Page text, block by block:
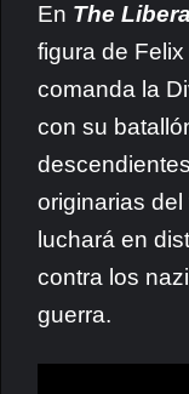
En The
figura de
comanda la
con su
originarias
luchará en
contra los
guerra.